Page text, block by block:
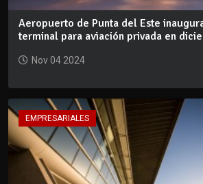
Aeropuerto de Punta del Este
terminal para aviación privada en
Nov 04 2024
EMPRESARIALES